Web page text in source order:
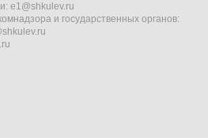
e1@shkulev.ru
и государственных органов: